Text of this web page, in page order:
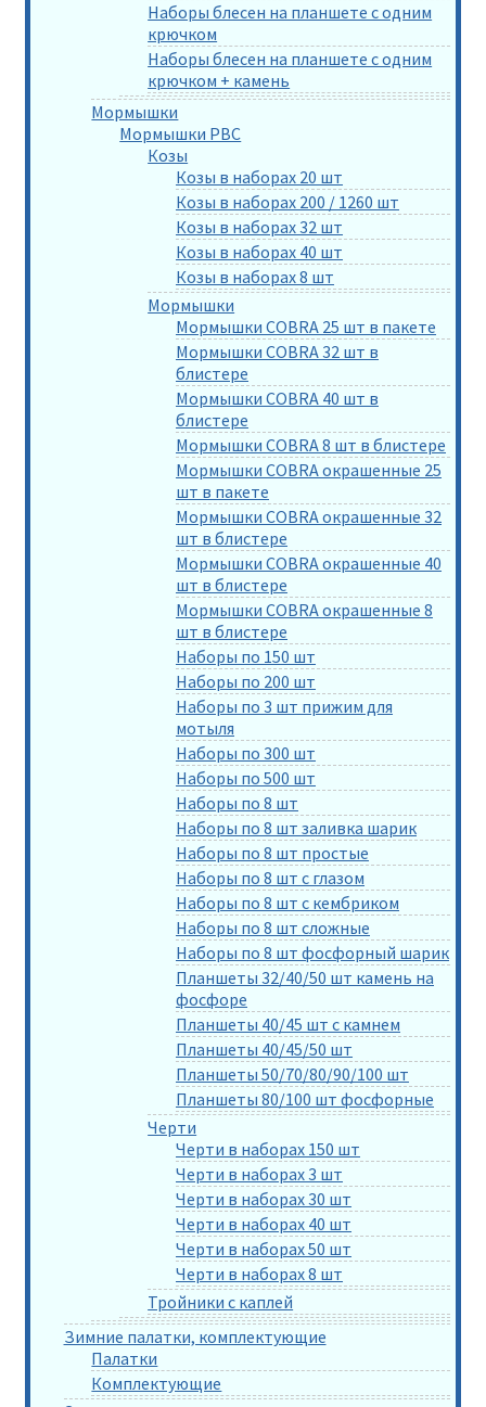
Наборы блесен на планшете с одним
крючком
Наборы блесен на планшете с одним
крючком + камень
Мормышки
Мормышки РВС
Козы
Козы в наборах 20 шт
Козы в наборах 200 / 1260 шт
Козы в наборах 32 шт
Козы в наборах 40 шт
Козы в наборах 8 шт
Мормышки
Мормышки COBRA 25 шт в пакете
Мормышки COBRA 32 шт в
блистере
Мормышки COBRA 40 шт в
блистере
Мормышки COBRA 8 шт в блистере
Мормышки COBRA окрашенные 25
шт в пакете
Мормышки COBRA окрашенные 32
шт в блистере
Мормышки COBRA окрашенные 40
шт в блистере
Мормышки COBRA окрашенные 8
шт в блистере
Наборы по 150 шт
Наборы по 200 шт
Наборы по 3 шт прижим для
мотыля
Наборы по 300 шт
Наборы по 500 шт
Наборы по 8 шт
Наборы по 8 шт заливка шарик
Наборы по 8 шт простые
Наборы по 8 шт с глазом
Наборы по 8 шт с кембриком
Наборы по 8 шт сложные
Наборы по 8 шт фосфорный шарик
Планшеты 32/40/50 шт камень на
фосфоре
Планшеты 40/45 шт с камнем
Планшеты 40/45/50 шт
Планшеты 50/70/80/90/100 шт
Планшеты 80/100 шт фосфорные
Черти
Черти в наборах 150 шт
Черти в наборах 3 шт
Черти в наборах 30 шт
Черти в наборах 40 шт
Черти в наборах 50 шт
Черти в наборах 8 шт
Тройники с каплей
Зимние палатки, комплектующие
Палатки
Комплектующие